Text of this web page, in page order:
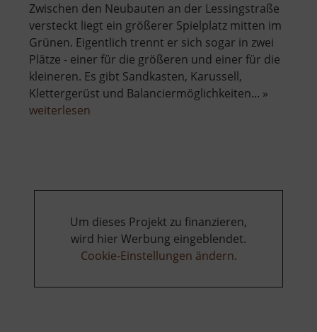
Zwischen den Neubauten an der Lessingstraße
versteckt liegt ein größerer Spielplatz mitten im
Grünen. Eigentlich trennt er sich sogar in zwei
Plätze - einer für die größeren und einer für die
kleineren. Es gibt Sandkasten, Karussell,
Klettergerüst und Balanciermöglichkeiten... »
weiterlesen
Um dieses Projekt zu finanzieren,
wird hier Werbung eingeblendet.
Cookie-Einstellungen ändern.